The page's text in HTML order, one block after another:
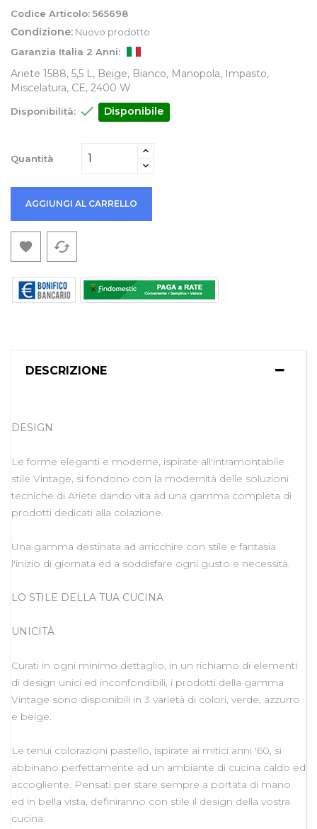
Codice Articolo: 565698
Condizione: Nuovo prodotto
Garanzia Italia 2 Anni:
Ariete 1588, 5,5 L, Beige, Bianco, Manopola, Impasto,
Miscelatura, CE, 2400 W
Disponibilità:  Disponibile
Quantità
AGGIUNGI AL CARRELLO
 cached
DESCRIZIONE
DESIGN
Le forme eleganti e moderne, ispirate all'intramontabile
stile Vintage, si fondono con la modernità delle soluzioni
tecniche di Ariete dando vita ad una gamma completa di
prodotti dedicati alla colazione.
Una gamma destinata ad arricchire con stile e fantasia
l'inizio di giornata ed a soddisfare ogni gusto e necessità.
LO STILE DELLA TUA CUCINA
UNICITÀ
Curati in ogni minimo dettaglio, in un richiamo di elementi
di design unici ed inconfondibili, i prodotti della gamma
Vintage sono disponibili in 3 varietà di colori, verde, azzurro
e beige.
Le tenui colorazioni pastello, ispirate ai mitici anni '60, si
abbinano perfettamente ad un ambiante di cucina caldo ed
accogliente. Pensati per stare sempre a portata di mano
ed in bella vista, definiranno con stile il design della vostra
cucina.